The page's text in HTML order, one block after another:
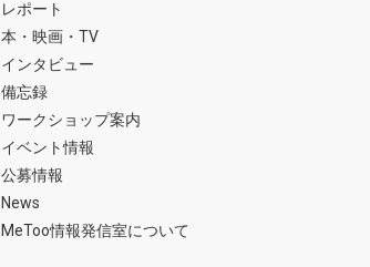
レポート
本・映画・TV
インタビュー
備忘録
ワークショップ案内
イベント情報
公募情報
News
MeToo情報発信室について